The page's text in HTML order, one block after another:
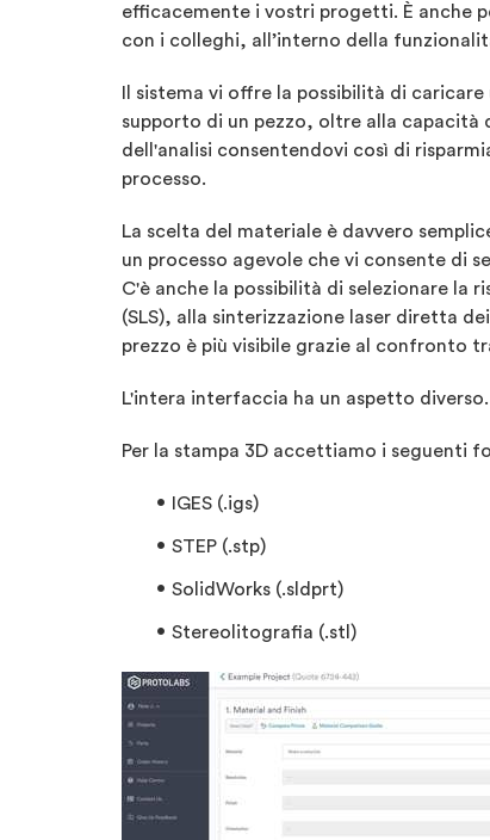
efficacemente i vostri progetti. È anche
con i colleghi, all’interno della
Il sistema vi offre la possibilità di
supporto di un pezzo, oltre alla capacità
dell'analisi consentendovi così di
processo.
La scelta del materiale è davvero
un processo agevole che vi consente di
C'è anche la possibilità di selezionare la
(SLS), alla sinterizzazione laser diretta
prezzo è più visibile grazie al confronto
L'intera interfaccia ha un aspetto
Per la stampa 3D accettiamo i seguenti
IGES (.igs)
STEP (.stp)
SolidWorks (.sldprt)
Stereolitografia (.stl)